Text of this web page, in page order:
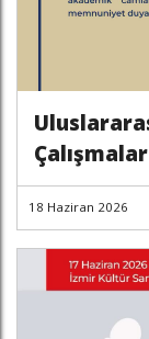
18 Haziran 2026